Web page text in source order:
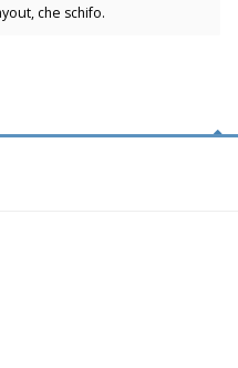
che schifo.